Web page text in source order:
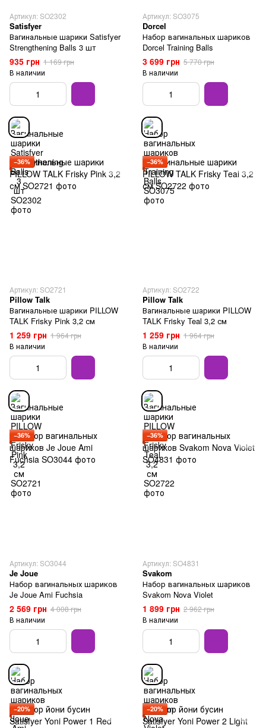
Артикул: SO2302
Satisfyer
Вагинальные шарики Satisfyer
Strengthening Balls 3 шт
935 грн 1 169 грн
В наличии
Артикул: SO3075
Dorcel
Набор вагинальных шариков
Dorcel Training Balls
3 699 грн 5 770 грн
В наличии
−36%
Артикул: SO2721
Pillow Talk
Вагинальные шарики PILLOW
TALK Frisky Pink 3,2 см
1 259 грн 1 964 грн
В наличии
−36%
Артикул: SO2722
Pillow Talk
Вагинальные шарики PILLOW
TALK Frisky Teal 3,2 см
1 259 грн 1 964 грн
В наличии
−36%
Артикул: SO3044
Je Joue
Набор вагинальных шариков
Je Joue Ami Fuchsia
2 569 грн 4 008 грн
В наличии
−36%
Артикул: SO4831
Svakom
Набор вагинальных шариков
Svakom Nova Violet
1 899 грн 2 962 грн
В наличии
−20% −20%